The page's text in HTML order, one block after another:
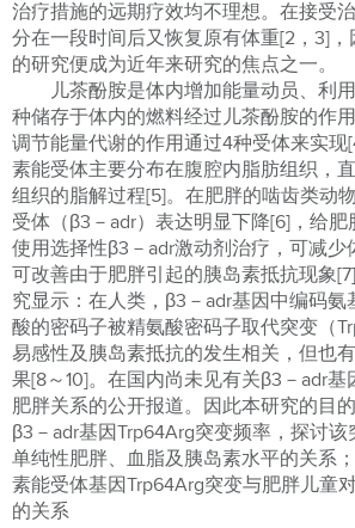
治疗措施的远期疗效均不理想。在接受
分在一段时间后又恢复原有体重[2，3]
的研究便成为近年来研究的焦点之一。
儿茶酚胺是体内增加能量动员、利用
种储存于体内的燃料经过儿茶酚胺的作
调节能量代谢的作用通过4种受体来实现
素能受体主要分布在腹腔内脂肪组织，
组织的脂解过程[5]。在肥胖的啮齿类动
受体（β3－adr）表达明显下降[6]，给肥
使用选择性β3－adr激动剂治疗，可减少
可改善由于肥胖引起的胰岛素抵抗现象
究显示：在人类，β3－adr基因中编码
酸的密码子被精氨酸密码子取代突变（
易感性及胰岛素抵抗的发生相关，但也
果[8～10]。在国内尚未见有关β3－adr
肥胖关系的公开报道。因此本研究的目
β3－adr基因Trp64Arg突变频率，探讨
单纯性肥胖、血脂及胰岛素水平的关系
素能受体基因Trp64Arg突变与肥胖儿童
的关系